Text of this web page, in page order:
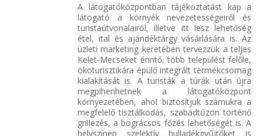
A látogatóközpontban tájékoztatást kap a
látogató a környék nevezetességeiről és
turistaútvonalairól, illetve itt lesz lehetőség
étel, ital és ajándéktárgy vásárlására is. Az
üzleti marketing keretében tervezzük a teljes
Kelet-Mecseket érintő, több települést felőle,
ökoturisztikára épülő integrált termékcsomag
kialakítását is. A turisták a túrák után újra
megpihenhetnek a látogatóközpont
környezetében, ahol biztosítjuk számukra a
megfelelő tisztálkodás, szabadtűzön történő
grillezés, a bográcsos főzés lehetőségét is. A
helyszínen szelektív hulladékgyűjtőket is